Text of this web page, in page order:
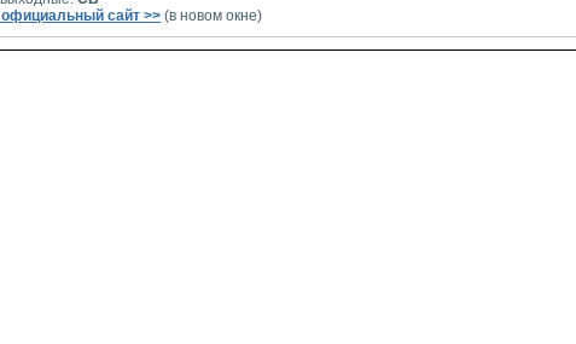
официальный сайт >> (в новом окне)